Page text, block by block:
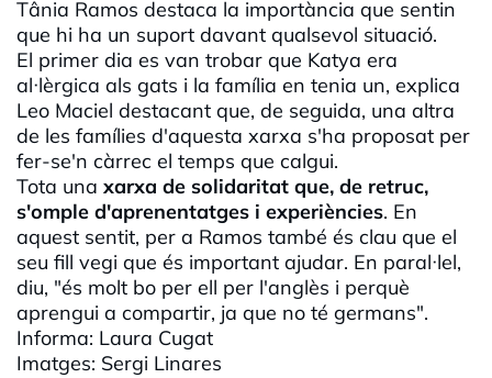
Tânia Ramos destaca la importància que sentin
que hi ha un suport davant qualsevol situació.
El primer dia es van trobar que Katya era
al·lèrgica als gats i la família en tenia un, explica
Leo Maciel destacant que, de seguida, una altra
de les famílies d'aquesta xarxa s'ha proposat per
fer-se'n càrrec el temps que calgui.
Tota una xarxa de solidaritat que, de retruc,
s'omple d'aprenentatges i experiències. En
aquest sentit, per a Ramos també és clau que el
seu fill vegi que és important ajudar. En paral·lel,
diu, "és molt bo per ell per l'anglès i perquè
aprengui a compartir, ja que no té germans".
Informa: Laura Cugat
Imatges: Sergi Linares